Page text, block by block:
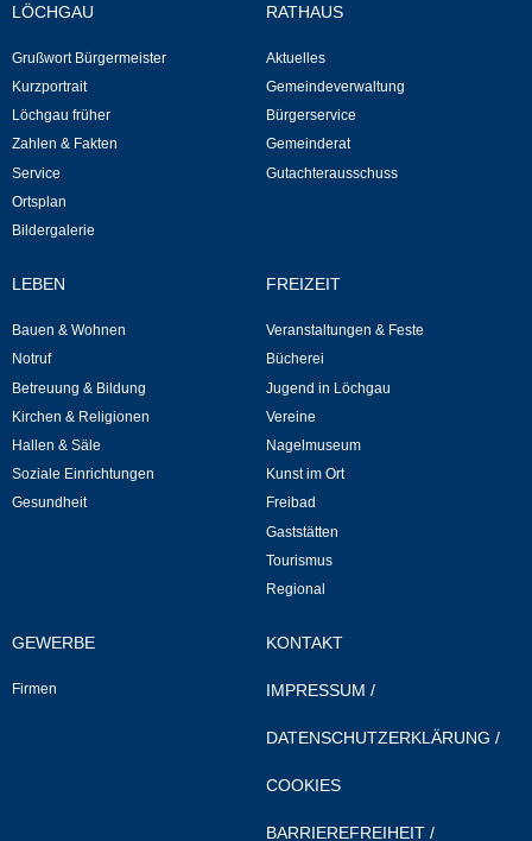
Bürgerservice
Gemeinderat
Sitzungsberichte
Ratsinfo
Leben
Bauen & Wohnen
NETZMonitor
Bodenrichtwerte
Bebauungspläne
Fortschreibung Flächennutzungsplan
LÖCHGAU
Grußwort Bürgermeister
Kurzportrait
Löchgau früher
Zahlen & Fakten
Service
Ortsplan
Bildergalerie
RATHAUS
Aktuelles
Gemeindeverwaltung
Bürgerservice
Gemeinderat
Gutachterausschuss
LEBEN
Bauen & Wohnen
Notruf
Betreuung & Bildung
Kirchen & Religionen
Hallen & Säle
Soziale Einrichtungen
Gesundheit
FREIZEIT
Veranstaltungen & Feste
Bücherei
Jugend in Löchgau
Vereine
Nagelmuseum
Kunst im Ort
Freibad
Gaststätten
Tourismus
Regional
GEWERBE
Firmen
KONTAKT
IMPRESSUM /
DATENSCHUTZERKLÄRUNG /
COOKIES
BARRIEREFREIHEIT /